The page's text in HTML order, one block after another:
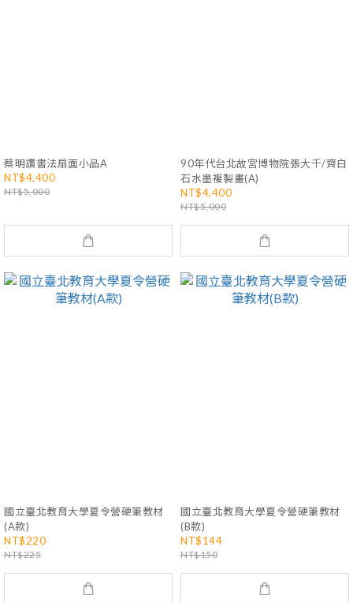
蔡明讚書法扇面小品A
NT$4,400
NT$5,000
90年代台北故宮博物院張大千/齊白
石水墨複製畫(A)
NT$4,400
NT$5,000
國立臺北教育大學夏令營硬筆教材
(A款)
NT$220
NT$225
國立臺北教育大學夏令營硬筆教材
(B款)
NT$144
NT$150